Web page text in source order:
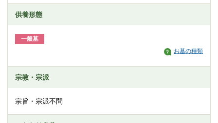
供養形態
一般墓
お墓の種類
宗教・宗派
宗旨・宗派不問